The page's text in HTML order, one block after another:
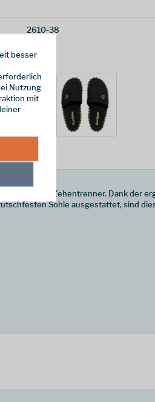
2610-38
klassischer Zehentrenner. Dank der
Sohle ausgestattet, sind
besser
Nutzung
mit